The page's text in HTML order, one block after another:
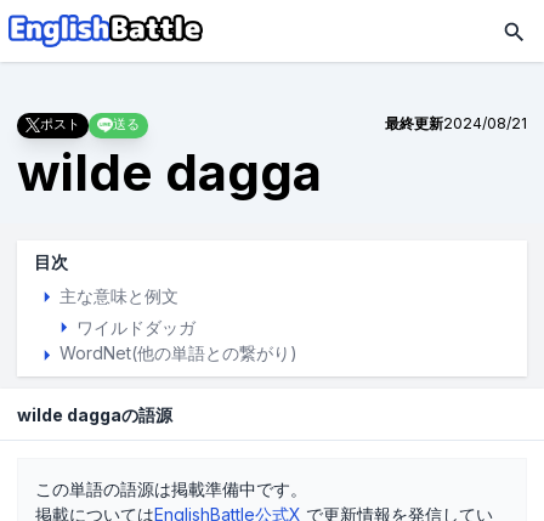
ポスト 送る 最終更新2024/08/21
wilde dagga
目次
主な意味と例文
ワイルドダッガ
WordNet(他の単語との繋がり)
wilde daggaの語源
この単語の語源は掲載準備中です。
掲載についてはEnglishBattle公式X で更新情報を発信してい